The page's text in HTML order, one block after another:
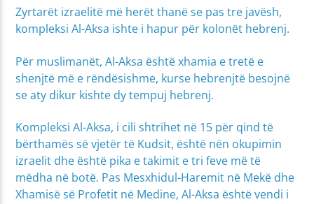
Zyrtarët izraelitë më herët thanë se pas tre javësh,
kompleksi Al-Aksa ishte i hapur për kolonët hebrenj.
Për muslimanët, Al-Aksa është xhamia e tretë e
shenjtë më e rëndësishme, kurse hebrenjtë besojnë
se aty dikur kishte dy tempuj hebrenj.
Kompleksi Al-Aksa, i cili shtrihet në 15 për qind të
bërthamës së vjetër të Kudsit, është nën okupimin
izraelit dhe është pika e takimit e tri feve më të
mëdha në botë. Pas Mesxhidul-Haremit në Mekë dhe
Xhamisë së Profetit në Medine, Al-Aksa është vendi i